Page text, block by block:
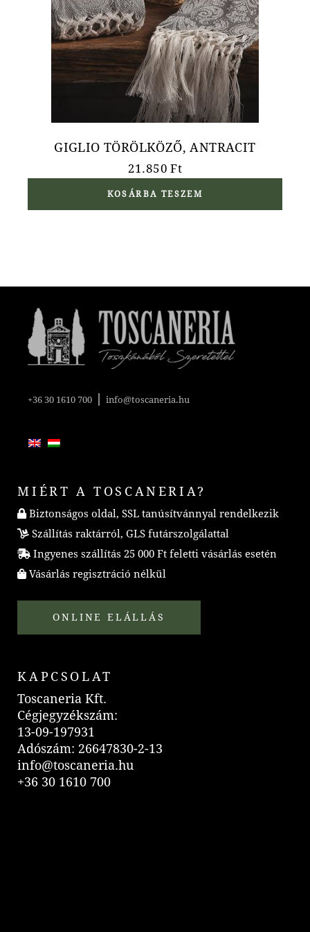
GIGLIO TÖRÖLKÖZŐ, ANTRACIT
21.850Ft
KOSÁRBA TESZEM
+36 30 1610 700 |info@toscaneria.hu
MIÉRT A TOSCANERIA?
Biztonságos oldal, SSL tanúsítvánnyal rendelkezik
Szállítás raktárról, GLS futárszolgálattal
Ingyenes szállítás 25 000 Ft feletti vásárlás esetén
Vásárlás regisztráció nélkül
ONLINE ELÁLLÁS
KAPCSOLAT
Toscaneria Kft.
Cégjegyzékszám:
13-09-197931
Adószám: 26647830-2-13
info@toscaneria.hu
+36 30 1610 700